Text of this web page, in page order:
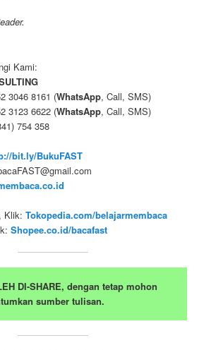
Kami:
3046 8161 (WhatsApp, Call, SMS)
3123 6622 (WhatsApp, Call, SMS)
754 358
bit.ly/BukuFAST
, Klik:Tokopedia.com/belajarmembaca
Shopee.co.id/bacafast
DI-SHARE, dengan tetap mohon
sumber tulisan.